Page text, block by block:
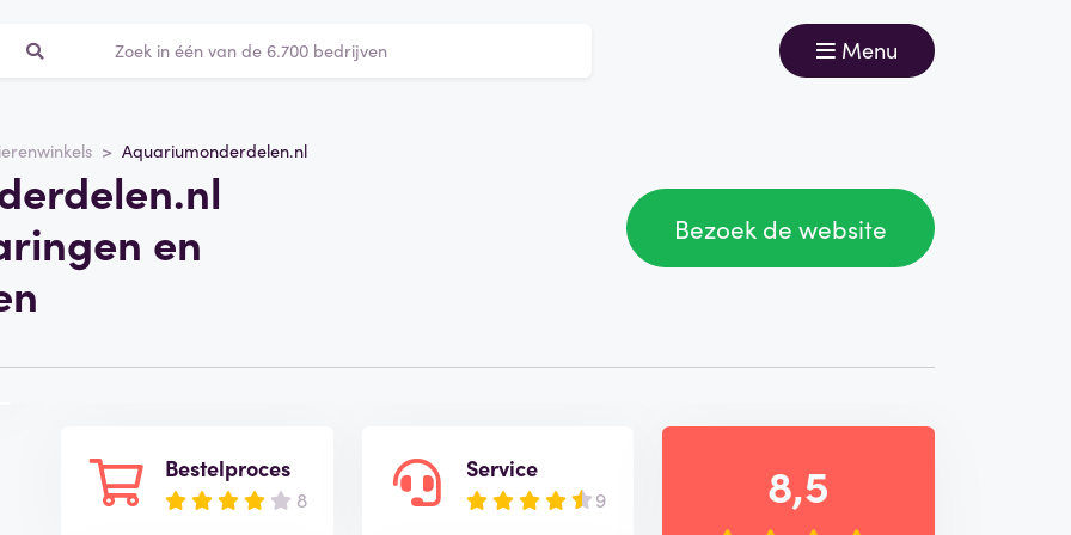
Menu
Aquariumonderdelen.nl
en
Bezoek de website
Bestelproces
8
Service
9 8,5